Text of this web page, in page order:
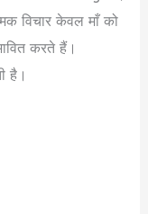
विचार केवल माँ को
करते हैं।
है।